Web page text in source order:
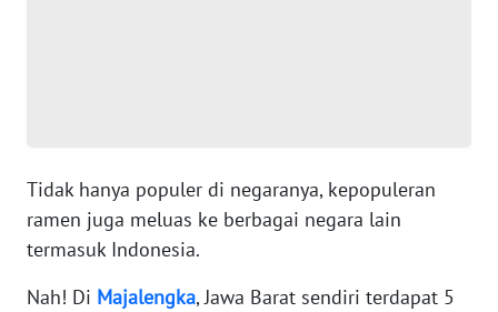
Tidak hanya populer di negaranya, kepopuleran
ramen juga meluas ke berbagai negara lain
termasuk Indonesia.
Nah! Di Majalengka, Jawa Barat sendiri terdapat 5
WN
KEPRI